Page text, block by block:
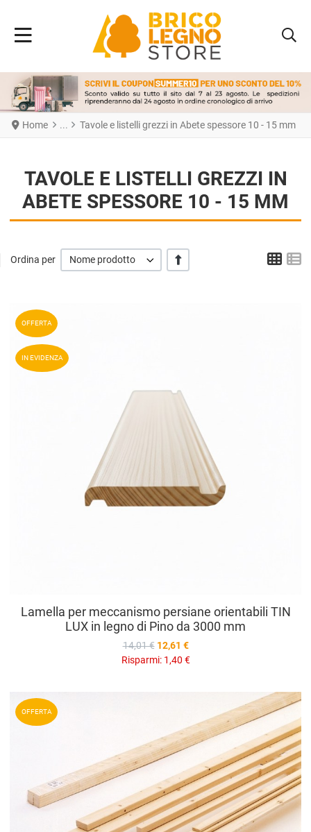
Home Tavole e listelli grezzi in Abete spessore 10 - 15 mm
TAVOLE E LISTELLI GREZZI IN
ABETE SPESSORE 10 - 15 MM
Ordina per Nome prodotto +/-
OFFERTA
IN EVIDENZA
Lamella per meccanismo persiane orientabili TIN
LUX in legno di Pino da 3000 mm
14,01 € 12,61 €
Risparmi: 1,40 €
OFFERTA